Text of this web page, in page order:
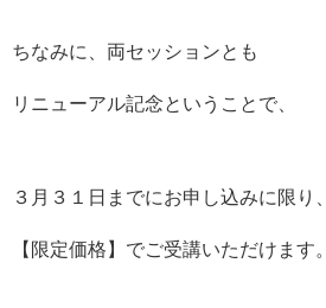
ちなみに、両セッションとも
リニューアル記念ということで、
３月３１日までにお申し込みに限り、
【限定価格】でご受講いただけます。